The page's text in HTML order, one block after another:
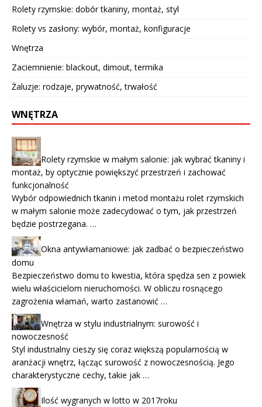
Rolety rzymskie: dobór tkaniny, montaż, styl
Rolety vs zasłony: wybór, montaż, konfiguracje
Wnętrza
Zaciemnienie: blackout, dimout, termika
Żaluzje: rodzaje, prywatność, trwałość
WNĘTRZA
Rolety rzymskie w małym salonie: jak wybrać tkaniny i
montaż, by optycznie powiększyć przestrzeń i zachować
funkcjonalność
Wybór odpowiednich tkanin i metod montażu rolet rzymskich
w małym salonie może zadecydować o tym, jak przestrzeń
będzie postrzegana. …
Okna antywłamaniowe: jak zadbać o bezpieczeństwo
domu
Bezpieczeństwo domu to kwestia, która spędza sen z powiek
wielu właścicielom nieruchomości. W obliczu rosnącego
zagrożenia włamań, warto zastanowić …
Wnętrza w stylu industrialnym: surowość i
nowoczesność
Styl industrialny cieszy się coraz większą popularnością w
aranżacji wnętrz, łącząc surowość z nowoczesnością. Jego
charakterystyczne cechy, takie jak …
Ilość wygranych w lotto w 2017roku